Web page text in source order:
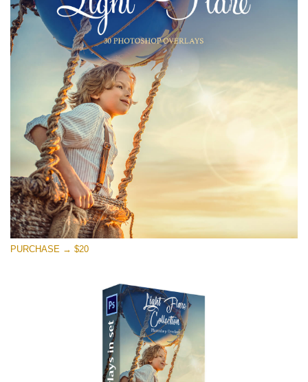
Entire Collection
(1783 Overlays)
Large 6000*4000px
Free download
PURCHASE → $20